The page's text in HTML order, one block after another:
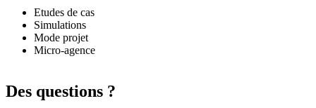
Etudes de cas
Simulations
Mode projet
Micro-agence
Des questions ?